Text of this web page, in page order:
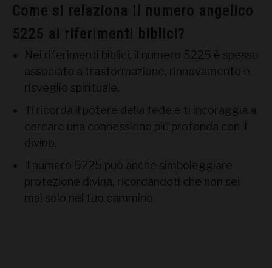
Come si relaziona il numero angelico
5225 ai riferimenti biblici?
Nei riferimenti biblici, il numero 5225 è spesso
associato a trasformazione, rinnovamento e
risveglio spirituale.
Ti ricorda il potere della fede e ti incoraggia a
cercare una connessione più profonda con il
divino.
Il numero 5225 può anche simboleggiare
protezione divina, ricordandoti che non sei
mai solo nel tuo cammino.